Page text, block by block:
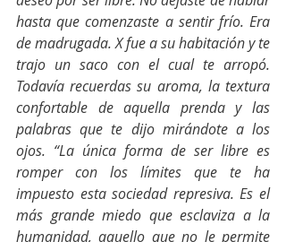
hasta que comenzaste a sentir frío. Era
de madrugada. X fue a su habitación y te
trajo un saco con el cual te arropó.
Todavía recuerdas su aroma, la textura
confortable de aquella prenda y las
palabras que te dijo mirándote a los
ojos. “La única forma de ser libre es
romper con los límites que te ha
impuesto esta sociedad represiva. Es el
más grande miedo que esclaviza a la
humanidad, aquello que no le permite